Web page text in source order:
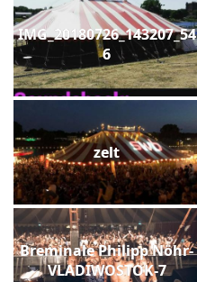
IMG_20180726_143207_54
6
zelt
Breminale Philipp Nöhr-
VLADIWOSTOK-7